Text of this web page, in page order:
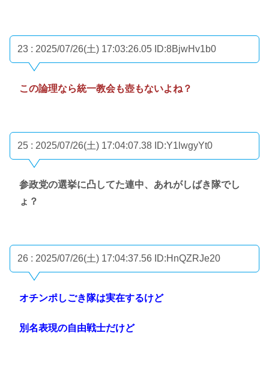
23 : 2025/07/26(土) 17:03:26.05 ID:8BjwHv1b0
この論理なら統一教会も壺もないよね？
25 : 2025/07/26(土) 17:04:07.38 ID:Y1lwgyYt0
参政党の選挙に凸してた連中、あれがしばき隊でし
ょ？
26 : 2025/07/26(土) 17:04:37.56 ID:HnQZRJe20
オチンポしごき隊は実在するけど
別名表現の自由戦士だけど